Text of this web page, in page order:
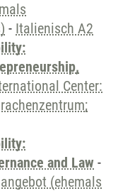
- Italienisch A2
Center:
and Law -
(ehemals